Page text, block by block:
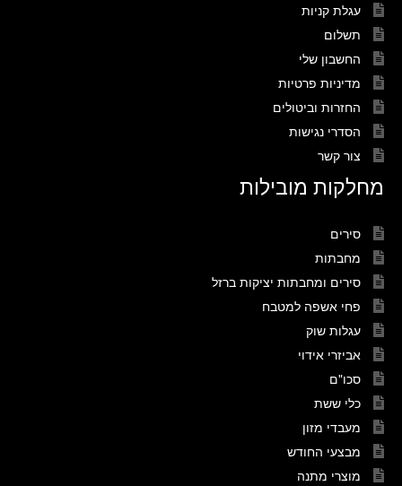
עגלת קניות
תשלום
החשבון שלי
מדיניות פרטיות
החזרות וביטולים
הסדרי נגישות
צור קשר
מחלקות מובילות
סירים
מחבתות
סירים ומחבתות יציקות ברזל
פחי אשפה למטבח
עגלות שוק
אביזרי אידוי
סכו"ם
כלי ששת
מעבדי מזון
מבצעי החודש
מוצרי מתנה